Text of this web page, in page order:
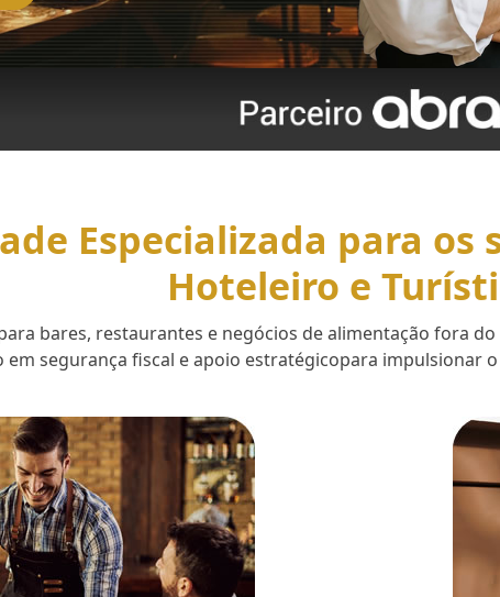
Especializada para os
Hoteleiro e
bares, restaurantes e negócios de alimentação fora
em segurança fiscal e apoio estratégicopara impulsionar